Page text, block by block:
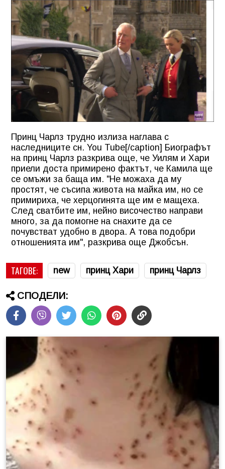
Принц Чарлз трудно излиза наглава с
наследниците сн. You Tube[/caption] Биографът
на принц Чарлз разкрива още, че Уилям и Хари
приели доста примирено фактът, че Камила ще
се омъжи за баща им. "Не можаха да му
простят, че съсипа живота на майка им, но се
примириха, че херцогинята ще им е мащеха.
След сватбите им, нейно височество направи
много, за да помогне на снахите да се
почувстват удобно в двора. А това подобри
отношенията им", разкрива още Джобсън.
ТАГОВЕ: new принц Хари принц Чарлз
СПОДЕЛИ: